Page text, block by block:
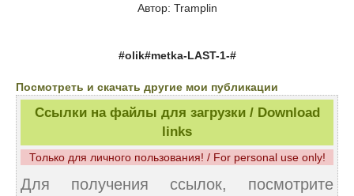
Автор: Tramplin
#olik#metka-LAST-1-#
Посмотреть и скачать другие мои публикации
Ссылки на файлы для загрузки / Download
links
Только для личного пользования! / For personal use only!
Для получения ссылок, посмотрите